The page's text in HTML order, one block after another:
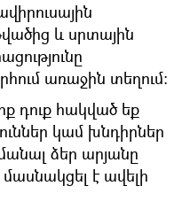
և սրտային
առաջին տեղում։
դուք հակված եք
կամ խնդիրներ
ձեր արյանը
է ավելի